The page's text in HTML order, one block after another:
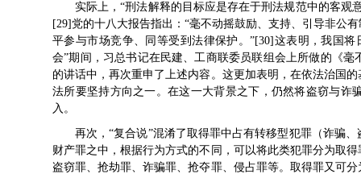
实际上，“刑法解释的目标应是存在于刑法规范中的客观
[29]党的十八大报告指出：“毫不动摇鼓励、支持、引导非公
平参与市场竞争、同等受到法律保护。”[30]这表明，我国
会”期间，习总书记在民建、工商联委员联组会上所做的《
的讲话中，再次重申了上述内容。这更加表明，在依法治国
法所要坚持方向之一。在这一大背景之下，仍然将盗窃与
入。
再次，“复合说”混淆了取得罪中占有转移型犯罪（诈骗
财产罪之中，根据行为方式的不同，可以将此类犯罪分为取
盗窃罪、抢劫罪、诈骗罪、抢夺罪、侵占罪等。取得罪又可